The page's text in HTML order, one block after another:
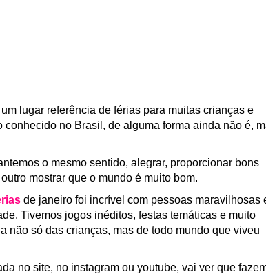
lugar referência de férias para muitas crianças e
no Brasil, de alguma forma ainda não é,
o mesmo sentido, alegrar, proporcionar bons
mostrar que o mundo é muito bom.
de janeiro foi incrível com pessoas maravilhosas
Tivemos jogos inéditos, festas temáticas e muito
não só das crianças, mas de todo mundo que viveu
no site, no instagram ou youtube, vai ver que